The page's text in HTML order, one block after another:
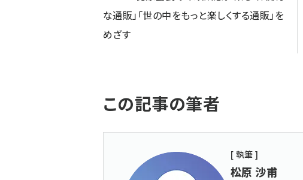
な通販」「世の中をもっと楽しくする通販」を
めざす
この記事の筆者
[ 執筆 ]
松原 沙甫